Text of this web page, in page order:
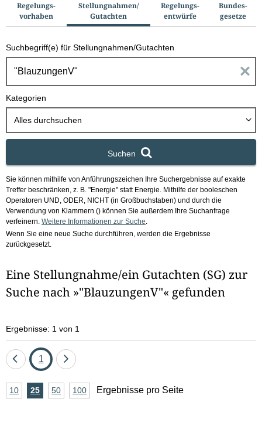
u
c
h
o
Regelungs­
vorhaben
Stellungnahmen/​
Gutachten
Regelungs­
entwürfe
Bundes­
gesetze
Suchbegriff(e) für Stellungnahmen/Gutachten
n
g
a
Kategorien
Alles durchsuchen
Suchen
Sie können mithilfe von Anführungszeichen Ihre Suchergebnisse auf exakte
Treffer beschränken, z. B. "Energie" statt Energie. Mithilfe der booleschen
Operatoren UND, ODER, NICHT (in Großbuchstaben) und durch die
Verwendung von Klammern () können Sie außerdem Ihre Suchanfrage
verfeinern. Weitere Informationen zur Suche
Wenn Sie eine neue Suche durchführen, werden die Ergebnisse
zurückgesetzt.
Eine Stellungnahme/ein Gutachten (SG) zur
Suche nach »"BlauzungenV"« gefunden
Ergebnisse: 1 von 1
Eine
zurück
Seite
1
Eine
vor
A
z
10Ergebnisse
25Ergebnisse
50Ergebnisse
100Ergebnisse
Ergebnisse pro Seite